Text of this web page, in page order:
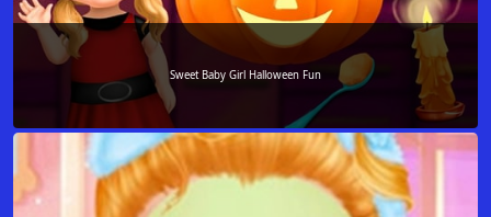
Sweet Baby Girl Halloween Fun